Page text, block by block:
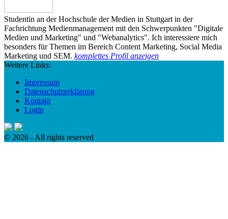
Studentin an der Hochschule der Medien in Stuttgart in der
Fachrichtung Medienmanagement mit den Schwerpunkten "Digitale
Medien und Marketing" und "Webanalytics". Ich interessiere mich
besonders für Themen im Bereich Content Marketing, Social Media
Marketing und SEM. komplettes Profil anzeigen
Weitere Links:
Impressum
Datenschutzerklärung
Kontakt
Login
© 2026 - All rights reserved